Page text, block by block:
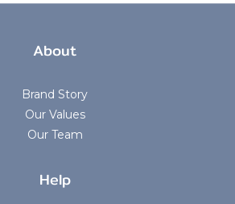
About
Brand Story
Our Values
Our Team
Help